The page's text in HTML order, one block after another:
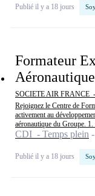
Publié il y a 18 jours
Formateur
SOCIETE AIR FRANCE -
Rejoignez le Centre de
activement au
aéronautique du Groupe. 1.
CDI - Temps plein
Publié il y a 18 jours